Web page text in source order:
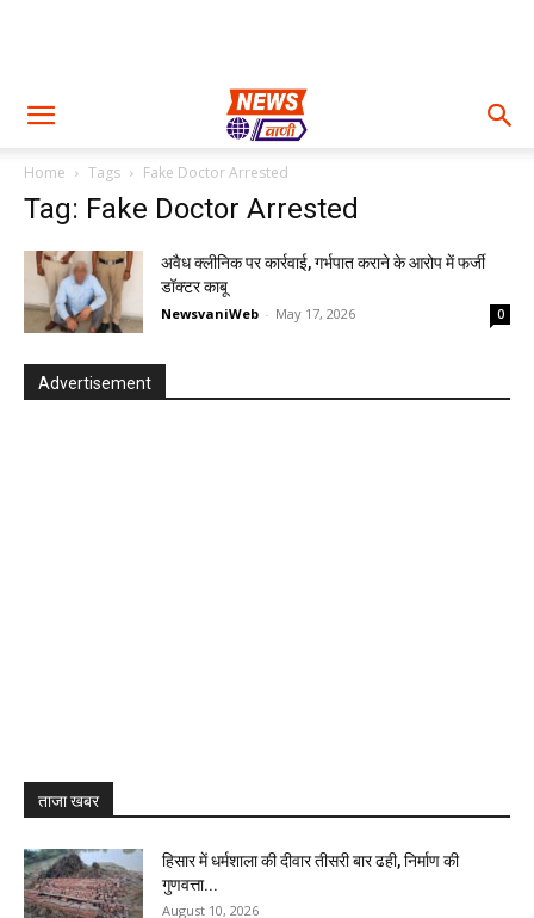
Home Tags Fake Doctor Arrested
Tag: Fake Doctor Arrested
अवैध क्लीनिक पर कार्रवाई, गर्भपात कराने के आरोप में फर्जी
डॉक्टर काबू
NewsvaniWeb - May 17, 2026 0
Advertisement
ताजा खबर
हिसार में धर्मशाला की दीवार तीसरी बार ढही, निर्माण की
गुणवत्ता...
August 10, 2026